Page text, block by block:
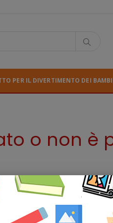
PER IL DIVERTIMENTO DEI
o non è
Borgonovo Business Class